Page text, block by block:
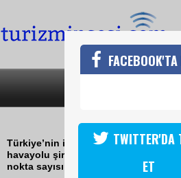
ANADOLUJET
Türkiye’nin iç hatlarda en fazla
havayolu şirketi AnadoluJet, nisan
nokta sayısını ve sefer sayısı
FACEBOOK'TA
TWITTER'DA
ET